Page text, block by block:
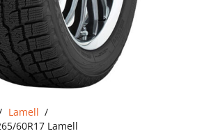
Lamell /
60R17 Lamell